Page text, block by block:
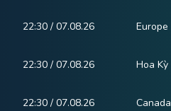
22:30 / 07.08.26 Europe
22:30 / 07.08.26 Hoa Kỳ
22:30 / 07.08.26 Canada